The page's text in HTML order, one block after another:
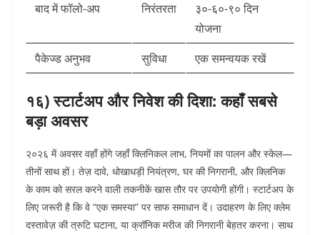
बाद में फॉलो-अप निरंतरता
३०-६०-९० दिन
योजना
पैकेज्ड अनुभव
सुविधा एक समन्वयक रखें
१६) स्टार्टअप और निवेश की दिशा: कहाँ सबसे
बड़ा अवसर
२०२६ में अवसर वहाँ होंगे जहाँ क्लिनिकल लाभ, नियमों का पालन और स्केल—
तीनों साथ हों। तेज़ दावे, धोखाधड़ी नियंत्रण, घर की निगरानी, और क्लिनिक
के काम को सरल करने वाली तकनीकें खास तौर पर उपयोगी होंगी। स्टार्टअप के
लिए जरूरी है कि वे “एक समस्या” पर साफ समाधान दें। उदाहरण के लिए क्लेम
दस्तावेज़ की त्रुटि घटाना, या क्रॉनिक मरीज की निगरानी बेहतर करना। साथ